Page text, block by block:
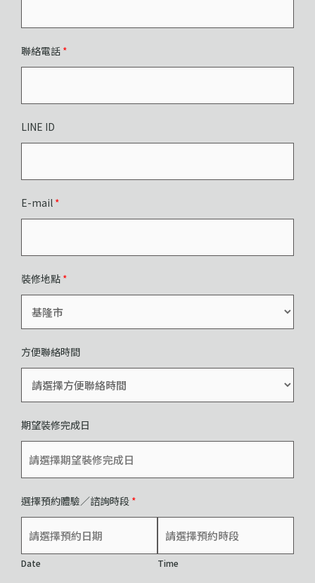
聯絡電話 *
LINE ID
E-mail *
裝修地點 *
方便聯絡時間
期望裝修完成日
選擇預約體驗／諮詢時段 *
Date Time